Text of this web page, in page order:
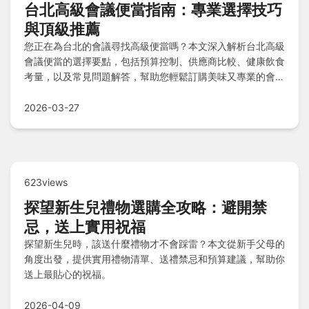
台北高級會議便當指南：專業選擇技巧
與頂級推薦
您正在為台北的會議尋找高級便當嗎？本文深入解析台北高級
會議便當的選擇要點，包括預算控制、供應商比較、健康飲食
考量，以及常見問題解答，幫助您輕鬆訂購美味又專業的會議
2026-03-27
623views
探望新生兒禮物選購全攻略：避開禁
忌，送上實用祝福
探望新生兒時，該送什麼禮物才不會踩雷？本文從新手父母的
角度出發，提供實用禮物清單、送禮禁忌和預算建議，幫助你
送上最貼心的祝福。
2026-04-09